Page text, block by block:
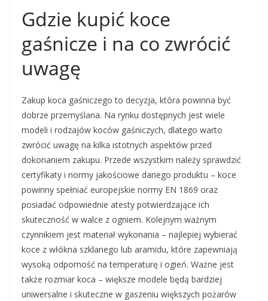
Gdzie kupić koce
gaśnicze i na co zwrócić
uwagę
Zakup koca gaśniczego to decyzja, która powinna być
dobrze przemyślana. Na rynku dostępnych jest wiele
modeli i rodzajów koców gaśniczych, dlatego warto
zwrócić uwagę na kilka istotnych aspektów przed
dokonaniem zakupu. Przede wszystkim należy sprawdzić
certyfikaty i normy jakościowe danego produktu – koce
powinny spełniać europejskie normy EN 1869 oraz
posiadać odpowiednie atesty potwierdzające ich
skuteczność w walce z ogniem. Kolejnym ważnym
czynnikiem jest materiał wykonania – najlepiej wybierać
koce z włókna szklanego lub aramidu, które zapewniają
wysoką odporność na temperaturę i ogień. Ważne jest
także rozmiar koca – większe modele będą bardziej
uniwersalne i skuteczne w gaszeniu większych pożarów